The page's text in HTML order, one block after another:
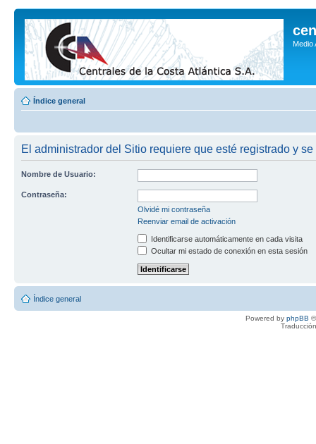
Medio
Índice general
El administrador del Sitio requiere que esté registrado y
Nombre de Usuario:
Contraseña:
Olvidé mi contraseña
Reenviar email de activación
Identificarse automáticamente en cada visita
Ocultar mi estado de conexión en esta sesión
Índice general
Powered by phpBB